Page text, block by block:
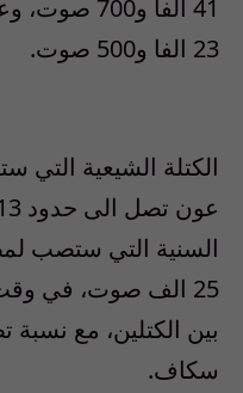
41 الفا
23 الفا و500 صوت.
الكتلة الشيعية
25 الف صوت، في
بين الكتلين، مع
سكاف.